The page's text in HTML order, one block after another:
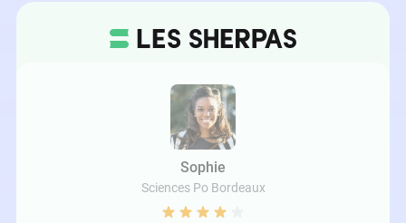
Sophie
Sciences Po Bordeaux